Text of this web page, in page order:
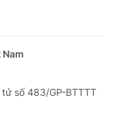
số 483/GP-BTTTT